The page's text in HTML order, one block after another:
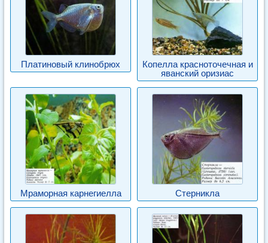
Платиновый клинобрюх
Копелла красноточечная и
яванский оризиас
Мраморная карнегиелла Стерникла